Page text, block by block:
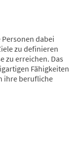
dabei
zu definieren
zu erreichen. Das
Fähigkeiten
ihre berufliche